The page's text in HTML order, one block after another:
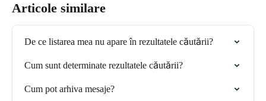
Articole similare
De ce listarea mea nu apare în rezultatele căutării?
Cum sunt determinate rezultatele căutării?
Cum pot arhiva mesaje?